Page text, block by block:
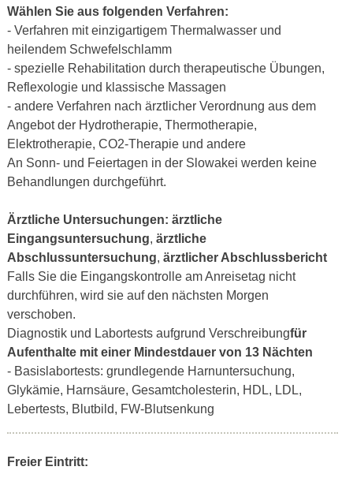
Wählen Sie aus folgenden Verfahren:
- Verfahren mit einzigartigem Thermalwasser und
heilendem Schwefelschlamm
- spezielle Rehabilitation durch therapeutische Übungen,
Reflexologie und klassische Massagen
- andere Verfahren nach ärztlicher Verordnung aus dem
Angebot der Hydrotherapie, Thermotherapie,
Elektrotherapie, CO2-Therapie und andere
An Sonn- und Feiertagen in der Slowakei werden keine
Behandlungen durchgeführt.
Ärztliche Untersuchungen: ärztliche
Eingangsuntersuchung, ärztliche
Abschlussuntersuchung, ärztlicher Abschlussbericht
Falls Sie die Eingangskontrolle am Anreisetag nicht
durchführen, wird sie auf den nächsten Morgen
verschoben.
Diagnostik und Labortests aufgrund Verschreibungfür
Aufenthalte mit einer Mindestdauer von 13 Nächten
- Basislabortests: grundlegende Harnuntersuchung,
Glykämie, Harnsäure, Gesamtcholesterin, HDL, LDL,
Lebertests, Blutbild, FW-Blutsenkung
Freier Eintritt: